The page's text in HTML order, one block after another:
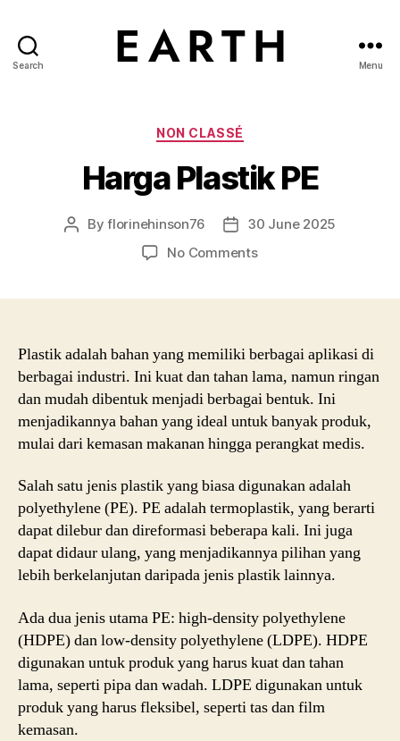
Search Menu
Categories
NON CLASSÉ
Harga Plastik PE
PostByflorinehinson76
Post30 June 2025
No Commentson
Plastik adalah bahan yang memiliki berbagai aplikasi di
berbagai industri. Ini kuat dan tahan lama, namun ringan
dan mudah dibentuk menjadi berbagai bentuk. Ini
menjadikannya bahan yang ideal untuk banyak produk,
mulai dari kemasan makanan hingga perangkat medis.
Salah satu jenis plastik yang biasa digunakan adalah
polyethylene (PE). PE adalah termoplastik, yang berarti
dapat dilebur dan direformasi beberapa kali. Ini juga
dapat didaur ulang, yang menjadikannya pilihan yang
lebih berkelanjutan daripada jenis plastik lainnya.
Ada dua jenis utama PE: high-density polyethylene
(HDPE) dan low-density polyethylene (LDPE). HDPE
digunakan untuk produk yang harus kuat dan tahan
lama, seperti pipa dan wadah. LDPE digunakan untuk
produk yang harus fleksibel, seperti tas dan film
kemasan.